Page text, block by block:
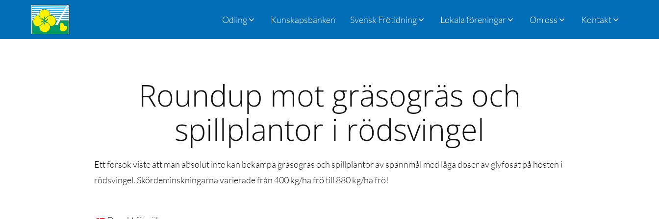
Odling Kunskapsbanken Svensk Frötidning Lokala föreningar Om oss Kontakt
Roundup mot gräsogräs och
spillplantor i rödsvingel
Ett försök viste att man absolut inte kan bekämpa gräsogräs och spillplantor av spannmål med låga doser av glyfosat på hösten i
rödsvingel. Skördeminskningarna varierade från 400 kg/ha frö till 880 kg/ha frö!